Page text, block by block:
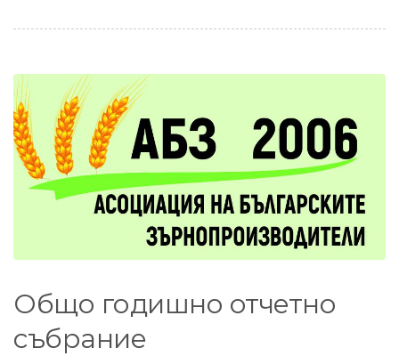
Общо годишно отчетно
събрание